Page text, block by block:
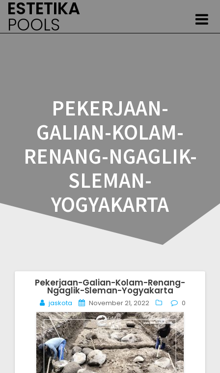
ESTETIKA
POOLS
PEKERJAAN-
GALIAN-KOLAM-
RENANG-NGAGLIK-
SLEMAN-
YOGYAKARTA
Pekerjaan-Galian-Kolam-Renang-
Ngaglik-Sleman-Yogyakarta
jaskota November 21, 2022 0
navigation